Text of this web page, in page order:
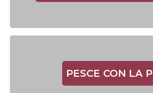
PESCE CON LA P